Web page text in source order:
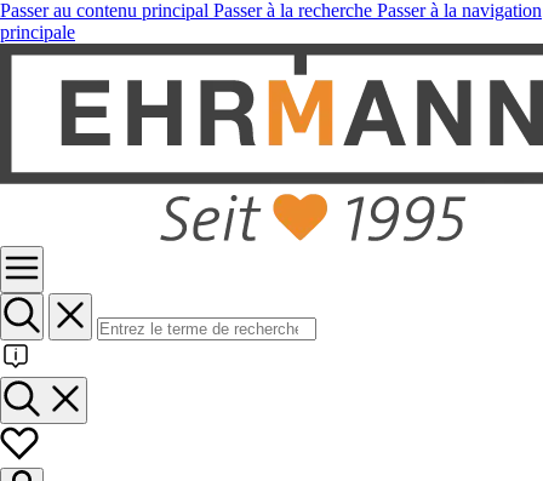
Passer au contenu principal Passer à la recherche Passer à la navigation
principale